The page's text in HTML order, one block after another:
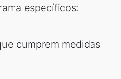
específicos:
cumprem medidas